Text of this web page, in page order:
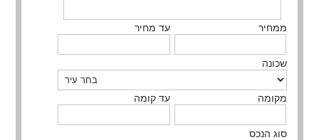
ממחיר עד מחיר
שכונה
מקומה עד קומה
סוג הנכס